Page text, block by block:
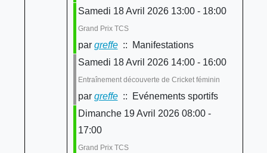
Samedi 18 Avril 2026 13:00 - 18:00
Grand Prix TCS
par greffe:: Manifestations
Samedi 18 Avril 2026 14:00 - 16:00
Entraînement découverte de Cricket féminin
par greffe:: Evénements sportifs
Dimanche 19 Avril 2026 08:00 -
17:00
Grand Prix TCS